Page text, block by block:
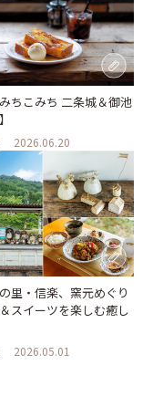
ちこみち 二条城＆御池
2026.06.20
里・信楽、窯元めぐり
スイーツを楽しむ癒し
2026.05.01